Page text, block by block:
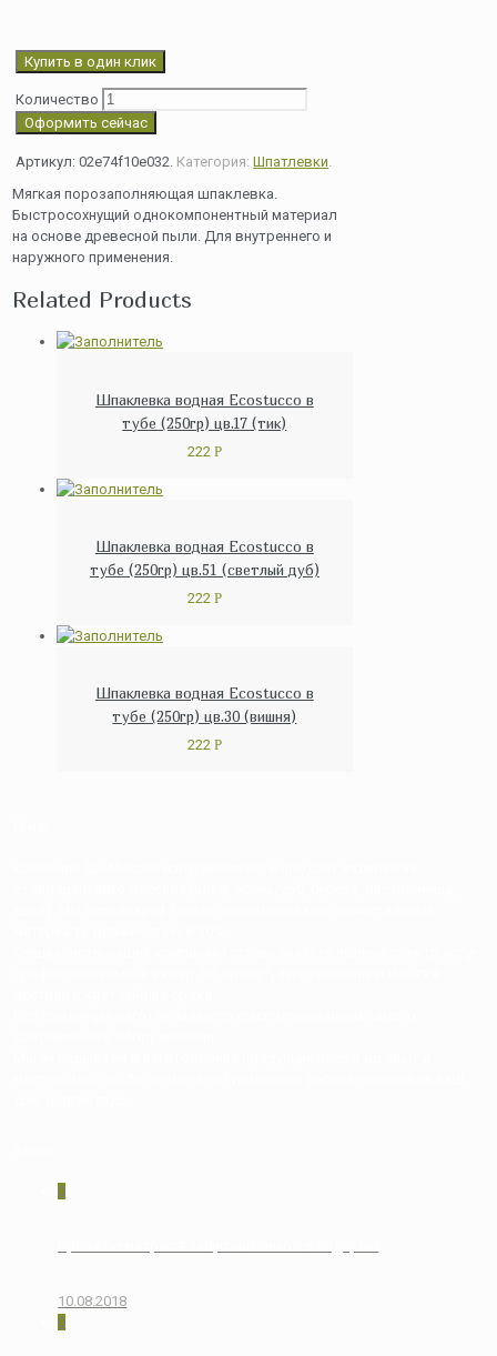
Купить в один клик
Количество
Оформить сейчас
Артикул:02e74f10e032. Категория:Шпатлевки.
Мягкая порозаполняющая шпаклевка.
Быстросохнущий однокомпонентный материал
на основе древесной пыли. Для внутреннего и
наружного применения.
Related Products
Шпаклевка водная Ecostucco в
тубе (250гр) цв.17 (тик)
222 Р
Шпаклевка водная Ecostucco в
тубе (250гр) цв.51 (светлый дуб)
222 Р
Шпаклевка водная Ecostucco в
тубе (250гр) цв.30 (вишня)
222 Р
0
10.08.2018
0